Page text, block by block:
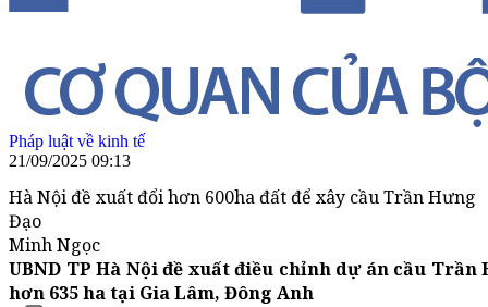
Pháp luật về kinh tế
21/09/2025 09:13
Hà Nội đề xuất đổi hơn 600ha đất để xây cầu Trần Hưng
Đạo
Minh Ngọc
UBND TP Hà Nội đề xuất điều chỉnh dự án cầu
hơn 635 ha tại Gia Lâm, Đông Anh